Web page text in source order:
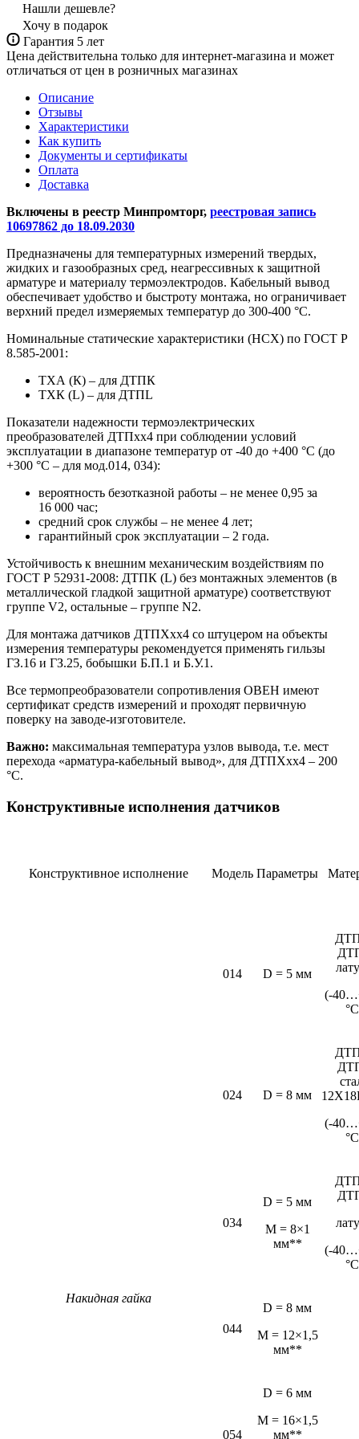
Нашли дешевле?
Хочу в подарок
Гарантия 5 лет
Цена действительна только для интернет-магазина и может
отличаться от цен в розничных магазинах
Описание
Отзывы
Характеристики
Как купить
Документы и сертификаты
Оплата
Доставка
Включены в реестр Минпромторг, реестровая запись
10697862 до 18.09.2030
Предназначены для температурных измерений твердых,
жидких и газообразных сред, неагрессивных к защитной
арматуре и материалу термоэлектродов. Кабельный вывод
обеспечивает удобство и быстроту монтажа, но ограничивает
верхний предел измеряемых температур до 300-400 °С.
Номинальные статические характеристики (НСХ) по ГОСТ Р
8.585-2001:
ТХА (К) – для ДТПК
ТХК (L) – для ДТПL
Показатели надежности термоэлектрических
преобразователей ДТПхх4 при соблюдении условий
эксплуатации в диапазоне температур от -40 до +400 °С (до
+300 °С – для мод.014, 034):
вероятность безотказной работы – не менее 0,95 за
16 000 час;
средний срок службы – не менее 4 лет;
гарантийный срок эксплуатации – 2 года.
Устойчивость к внешним механическим воздействиям по
ГОСТ Р 52931-2008: ДТПК (L) без монтажных элементов (в
металлической гладкой защитной арматуре) соответствуют
группе V2, остальные – группе N2.
Для монтажа датчиков ДТПХхх4 со штуцером на объекты
измерения температуры рекомендуется применять гильзы
ГЗ.16 и ГЗ.25, бобышки Б.П.1 и Б.У.1.
Все термопреобразователи сопротивления ОВЕН имеют
сертификат средств измерений и проходят первичную
поверку на заводе-изготовителе.
Важно: максимальная температура узлов вывода, т.е. мест
перехода «арматура-кабельный вывод», для ДТПХхх4 – 200
°С.
Конструктивные исполнения датчиков
Конструктивное исполнение Модель Параметры
014 D = 5 мм
(-
024 D = 8 мм
(-
Накидная гайка
034
D = 5 мм
М = 8×1
мм**
(-
044
D = 8 мм
M = 12×1,5
мм**
054
D = 6 мм
М = 16×1,5
мм**